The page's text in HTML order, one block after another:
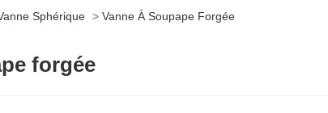
Sphérique > Vanne À Soupape Forgée
forgée